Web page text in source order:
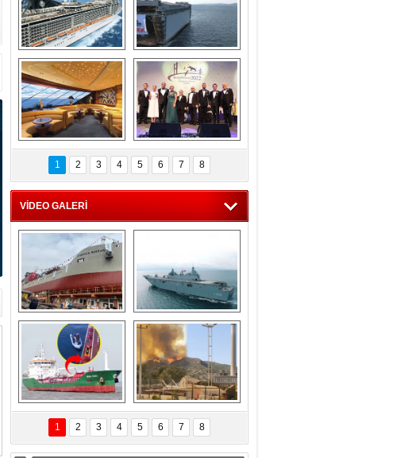
“Gemi içinde gemi”
konsepti ile MSC
Splendida
Dünyada tek!
Denizaltı yüzer
havuzu intikal
seyrine başladı
MSC'den 55 milyon
euroluk turizm geliri
müjdesi
5. Bosphorus Ship
Brokers Dinner,
İstanbul’da yapıldı
1 2 3 4 5 6 7 8
VİDEO GALERİ
Çeksan Tersanesi,
Başaran Bayrak
tankerini suya
indirdi
TCG Anadolu,
tersane teknik
seyrini tamamladı
Göçmenlerin
imdadına Türk
sahipli MINA DENIZ
yetişti
Milas’taki yangın
yeniden termik
santrallere doğru
ilerliyor
1 2 3 4 5 6 7 8